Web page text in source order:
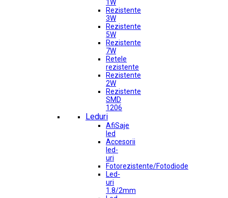
1W
Rezistente
3W
Rezistente
5W
Rezistente
7W
Retele
rezistente
Rezistente
2W
Rezistente
SMD
1206
Leduri
AfiSaje
led
Accesorii
led-
uri
Fotorezistente/Fotodiode
Led-
uri
1.8/2mm